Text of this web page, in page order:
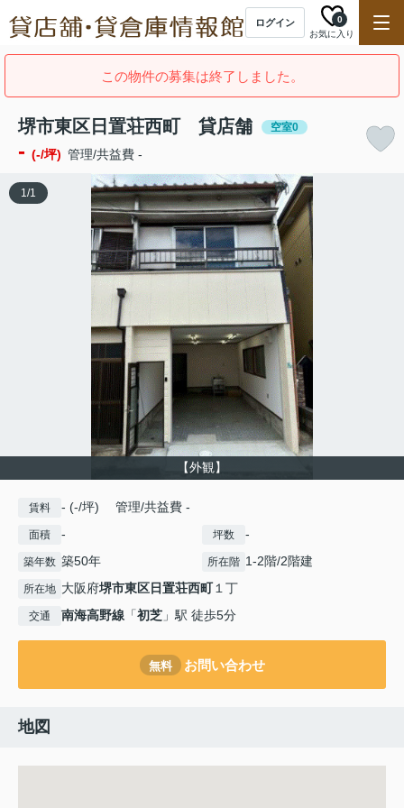
ログイン
お気に入り
0
この物件の募集は終了しました。
堺市東区日置荘西町 貸店舗 空室0
- (-/坪) 管理/共益費 -
【外観】
1/1
賃料 - (-/坪) 管理/共益費 -
面積 - 坪数 -
築年数 築50年 所在階 1-2階/2階建
所在地 大阪府堺市東区日置荘西町１丁
交通 南海高野線 「初芝 」駅 徒歩5分
無料 お問い合わせ
地図